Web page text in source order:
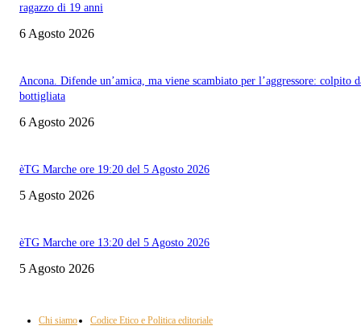
ragazzo di 19 anni
6 Agosto 2026
Ancona. Difende un’amica, ma viene scambiato per l’aggressore: colpito
bottigliata
6 Agosto 2026
èTG Marche ore 19:20 del 5 Agosto 2026
5 Agosto 2026
èTG Marche ore 13:20 del 5 Agosto 2026
5 Agosto 2026
Chi siamo Codice Etico e Politica editoriale